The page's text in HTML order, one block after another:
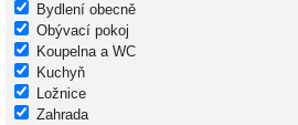
Bydlení obecně
Obývací pokoj
Koupelna a WC
Kuchyň
Ložnice
Zahrada